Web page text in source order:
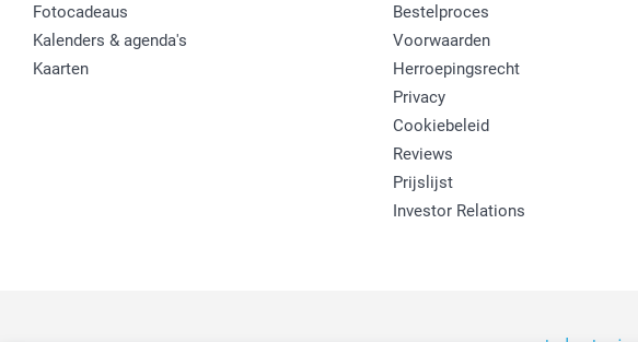
Fotocadeaus
Kalenders & agenda's
Kaarten
Bestelproces
Voorwaarden
Herroepingsrecht
Privacy
Cookiebeleid
Reviews
Prijslijst
Investor Relations